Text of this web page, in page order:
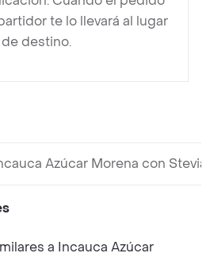
te lo llevará al lugar
de destino.
Azúcar Morena con Stevia
a Incauca Azúcar